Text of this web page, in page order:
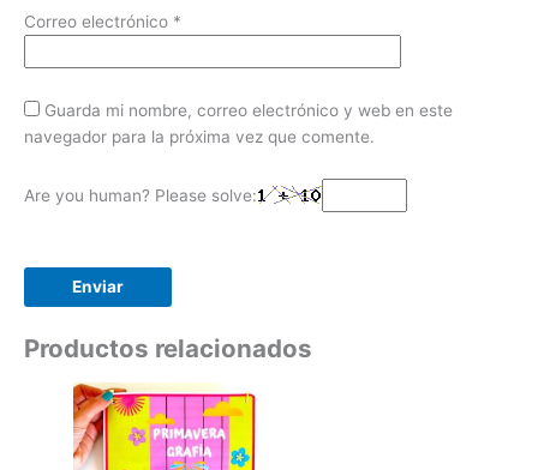
Correo electrónico *
Guarda mi nombre, correo electrónico y web en este
navegador para la próxima vez que comente.
Are you human? Please solve:
Productos relacionados